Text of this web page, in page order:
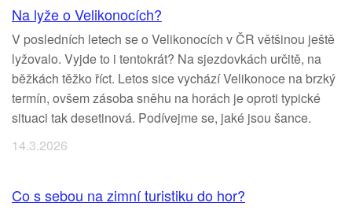
Na lyže o Velikonocích?
V posledních letech se o Velikonocích v ČR většinou ještě
lyžovalo. Vyjde to i tentokrát? Na sjezdovkách určitě, na
běžkách těžko říct. Letos sice vychází Velikonoce na brzký
termín, ovšem zásoba sněhu na horách je oproti typické
situaci tak desetinová. Podívejme se, jaké jsou šance.
14.3.2026
Co s sebou na zimní turistiku do hor?